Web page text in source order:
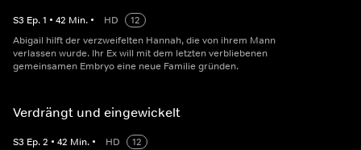
S3 Ep.1 • 42 Min. • HD
12
Abigail hilft der verzweifelten Hannah, die von ihrem Mann
verlassen wurde. Ihr Ex will mit dem letzten verbliebenen
gemeinsamen Embryo eine neue Familie gründen.
Verdrängt und eingewickelt
S3 Ep.2 • 42 Min. • HD
12